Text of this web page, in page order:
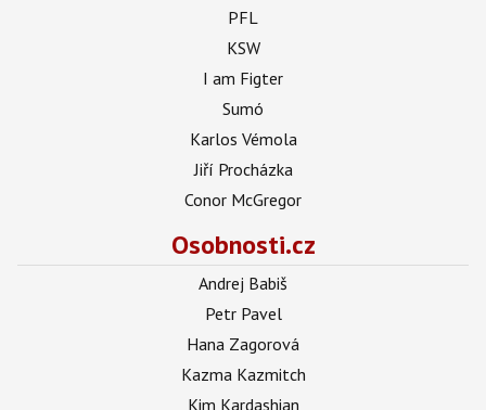
PFL
KSW
I am Figter
Sumó
Karlos Vémola
Jiří Procházka
Conor McGregor
Osobnosti.cz
Andrej Babiš
Petr Pavel
Hana Zagorová
Kazma Kazmitch
Kim Kardashian